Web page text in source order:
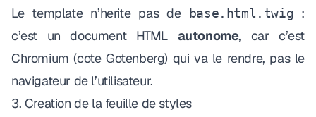
Le template n’herite pas de
base.html.twig :
c’est un document HTML autonome, car c’est
Chromium (cote Gotenberg) qui va le rendre, pas le
navigateur de l’utilisateur.
3. Creation de la feuille de styles